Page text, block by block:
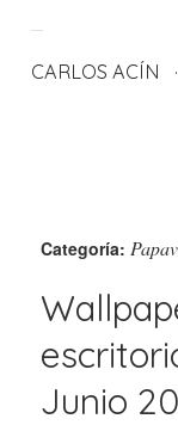
CARLOS ACÍN
Categoría:
Junio